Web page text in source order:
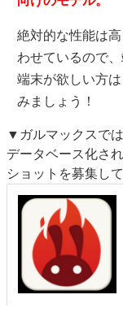
絶対的な性能は
わせているので
端末が欲しい方
みましょう！
▼ガルマックスで
データベース化さ
ショットを募集し